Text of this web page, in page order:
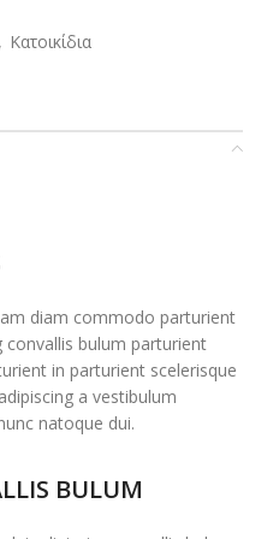
, Κατοικίδια
diam commodo parturient
convallis bulum parturient
in parturient scelerisque
a vestibulum
natoque dui.
BULUM